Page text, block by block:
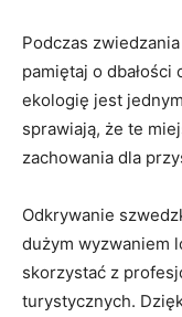
Podczas
pamiętaj ‌o ⁢dbałości⁤
ekologię jest
sprawiają, że ⁢te
zachowania dla
Odkrywanie
dużym wyzwaniem
skorzystać z
‌turystycznych.